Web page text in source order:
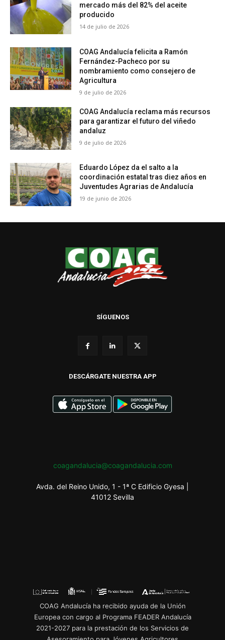
mercado más del 82% del aceite
producido
14 de julio de 2026
COAG Andalucía felicita a Ramón
Fernández-Pacheco por su
nombramiento como consejero de
Agricultura
9 de julio de 2026
COAG Andalucía reclama más recursos
para garantizar el futuro del viñedo
andaluz
9 de julio de 2026
Eduardo López da el salto a la
coordinación estatal tras diez años en
Juventudes Agrarias de Andalucía
19 de junio de 2026
SÍGUENOS
DESCÁRGATE NUESTRA APP
coagandalucia@coagandalucia.com
Avda. del Reino Unido, 1 - 1ª C Edificio Gyesa |
41012 Sevilla
COAG Andalucía ha recibido ayuda de la Unión
Europea con cargo al Programa FEADER Andalucía
2021-2027 para la prestación de los Servicios de